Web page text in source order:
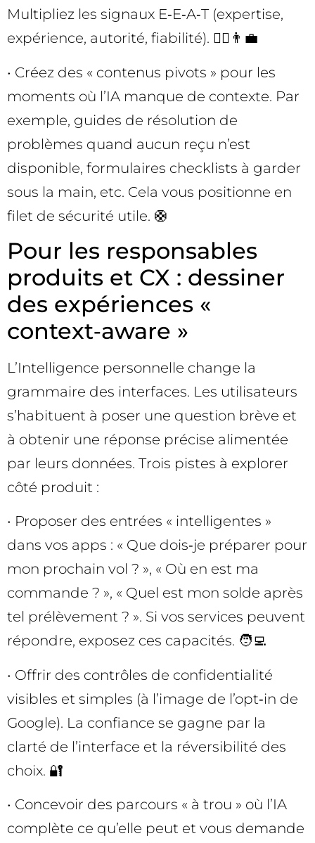
Multipliez les signaux E‑E‑A‑T (expertise,
expérience, autorité, fiabilité). 👩‍⚕️👨‍💼
• Créez des « contenus pivots » pour les
moments où l’IA manque de contexte. Par
exemple, guides de résolution de
problèmes quand aucun reçu n’est
disponible, formulaires checklists à garder
sous la main, etc. Cela vous positionne en
filet de sécurité utile. 🛟
Pour les responsables
produits et CX : dessiner
des expériences «
context‑aware »
L’Intelligence personnelle change la
grammaire des interfaces. Les utilisateurs
s’habituent à poser une question brève et
à obtenir une réponse précise alimentée
par leurs données. Trois pistes à explorer
côté produit :
• Proposer des entrées « intelligentes »
dans vos apps : « Que dois‑je préparer pour
mon prochain vol ? », « Où en est ma
commande ? », « Quel est mon solde après
tel prélèvement ? ». Si vos services peuvent
répondre, exposez ces capacités. 🧑‍💻
• Offrir des contrôles de confidentialité
visibles et simples (à l’image de l’opt‑in de
Google). La confiance se gagne par la
clarté de l’interface et la réversibilité des
choix. 🔐
• Concevoir des parcours « à trou » où l’IA
complète ce qu’elle peut et vous demande